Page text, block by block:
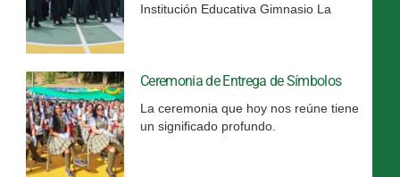
Institución Educativa Gimnasio La
Ceremonia de Entrega de Símbolos
La ceremonia que hoy nos reúne tiene
un significado profundo.